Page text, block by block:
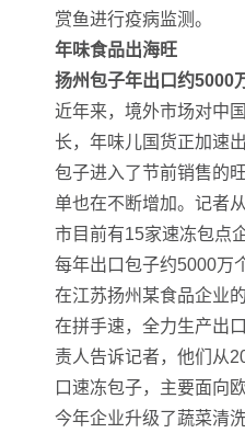
赏鱼进行疫病监测。
年味食品出海旺
扬州包子年出口约5000
近年来，境外市场对中
长，年味儿国货正加速
包子进入了节前销售的
单也在不断增加。记者
市目前有15家速冻包点
每年出口包子约5000万
在江苏扬州某食品企业
在拼手速，全力生产出
责人告诉记者，他们从
口速冻包子，主要面向
今年企业升级了蔬菜清